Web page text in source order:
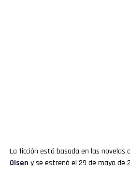
La ficción está basada en las novelas
Olsen y se estrenó el 29 de mayo de